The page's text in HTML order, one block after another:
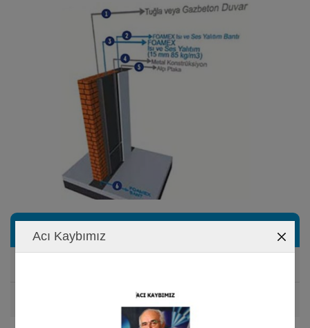
Especificaciones Técnicas
NORM: EN 1602
Acı Kaybımız